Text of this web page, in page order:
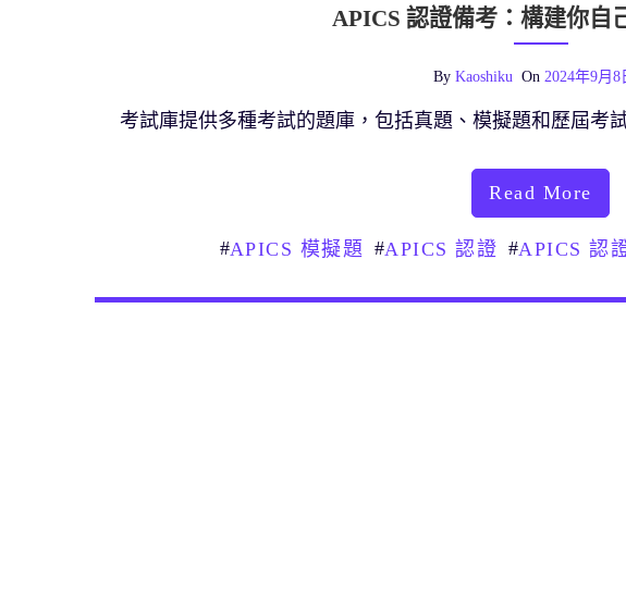
APICS 認證備考：構建你自
By Kaoshiku On 2024年9月8
考試庫提供多種考試的題庫，包括真題、模擬題和歷屆考
Read More
#APICS 模擬題 #APICS 認證 #APICS 認